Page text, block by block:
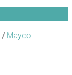
/ Mayco